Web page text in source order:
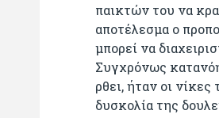
παικτών του να
αποτέλεσμα ο
μπορεί να
Συγχρόνως
ρθει, ήταν οι
δυσκολία της